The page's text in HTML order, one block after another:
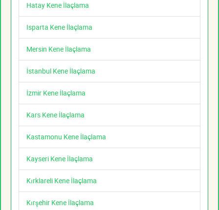
Hatay Kene İlaçlama
Isparta Kene İlaçlama
Mersin Kene İlaçlama
İstanbul Kene İlaçlama
İzmir Kene İlaçlama
Kars Kene İlaçlama
Kastamonu Kene İlaçlama
Kayseri Kene İlaçlama
Kırklareli Kene İlaçlama
Kırşehir Kene İlaçlama